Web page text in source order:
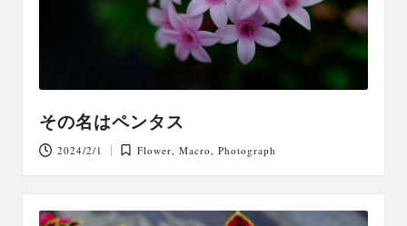
その名はペンタス
2024/2/1
Posted
Flower ,Macro ,Photograph